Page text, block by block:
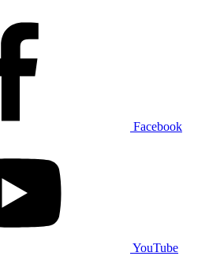
Facebook
YouTube